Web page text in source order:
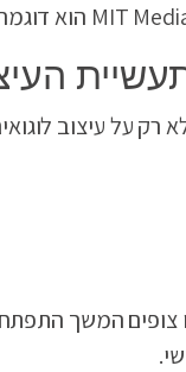
רק על עיצוב
לשנת 2024, אנו